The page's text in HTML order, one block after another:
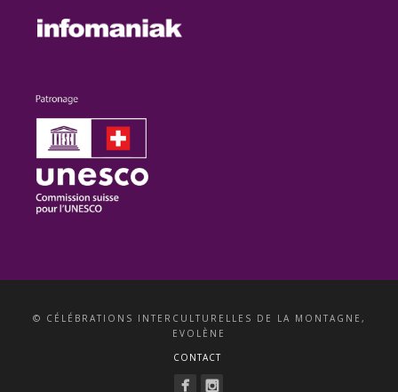
© CÉLÉBRATIONS INTERCULTURELLES DE LA MONTAGNE,
EVOLÈNE
CONTACT